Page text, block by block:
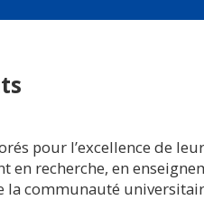
pour l’excellence de
recherche, en
la communauté